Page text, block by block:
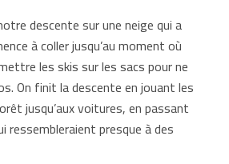
descente sur une neige qui a
à coller jusqu’au moment où
les skis sur les sacs pour ne
On finit la descente en jouant les
jusqu’aux voitures, en passant
ressembleraient presque à des